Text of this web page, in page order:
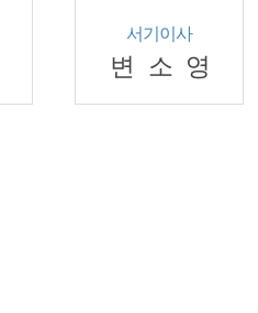
서기이사
변소영